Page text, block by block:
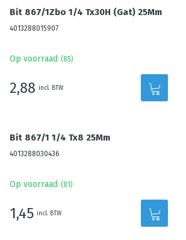
Bit 867/1Zbo 1/4 Tx30H (Gat) 25Mm
4013288015907
Op voorraad (85)
2,88 incl. BTW
Bit 867/1 1/4 Tx8 25Mm
4013288030436
Op voorraad (81 )
1,45 incl. BTW